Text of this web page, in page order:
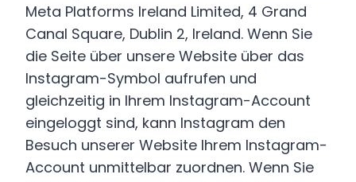
Meta Platforms Ireland Limited, 4 Grand
Canal Square, Dublin 2, Ireland. Wenn Sie
die Seite über unsere Website über das
Instagram-Symbol aufrufen und
gleichzeitig in Ihrem Instagram-Account
eingeloggt sind, kann Instagram den
Besuch unserer Website Ihrem Instagram-
Account unmittelbar zuordnen. Wenn Sie